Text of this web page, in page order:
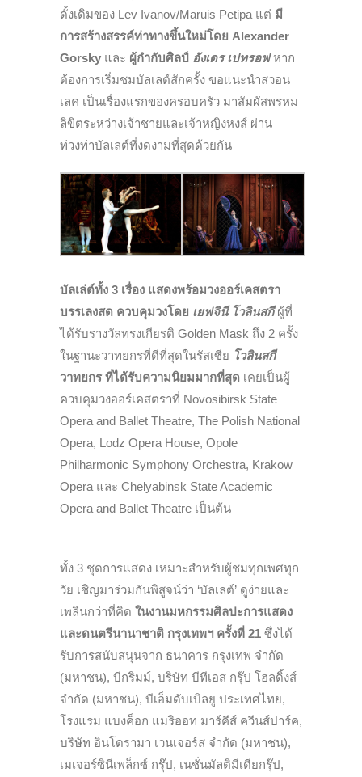
ดั้งเดิมของ Lev Ivanov/Maruis Petipa แต่ มี
การสร้างสรรค์ท่าทางขึ้นใหม่โดย Alexander
Gorsky และ ผู้กำกับศิลป์ อังเดร เปทรอฟหาก
ต้องการเริ่มชมบัลเลต์สักครั้ง ขอแนะนำสวอน
เลค เป็นเรื่องแรกของครอบครัว มาสัมผัสพรหม
ลิขิตระหว่างเจ้าชายและเจ้าหญิงหงส์ ผ่าน
ท่วงท่าบัลเลต์ที่งดงามที่สุดด้วยกัน
บัลเล่ต์ทั้ง 3 เรื่อง แสดงพร้อมวงออร์เคสตรา
บรรเลงสด ควบคุมวงโดย เยฟจินี โวลินสกีผู้ที่
ได้รับรางวัลทรงเกียรติ Golden Mask ถึง 2 ครั้ง
ในฐานะวาทยกรที่ดีที่สุดในรัสเซีย โวลินสกี
วาทยกร ที่ได้รับความนิยมมากที่สุด เคยเป็นผู้
ควบคุมวงออร์เคสตราที่ Novosibirsk State
Opera and Ballet Theatre, The Polish National
Opera, Lodz Opera House, Opole
Philharmonic Symphony Orchestra, Krakow
Opera และ Chelyabinsk State Academic
Opera and Ballet Theatre เป็นต้น
ทั้ง 3 ชุดการแสดง เหมาะสำหรับผู้ชมทุกเพศทุก
วัย เชิญมาร่วมกันพิสูจน์ว่า ‘บัลเลต์’ ดูง่ายและ
เพลินกว่าที่คิด ในงานมหกรรมศิลปะการแสดง
และดนตรีนานาชาติ กรุงเทพฯ ครั้งที่ 21 ซึ่งได้
รับการสนับสนุนจาก ธนาคาร กรุงเทพ จำกัด
(มหาชน), บีกริมม์, บริษัท บีทีเอส กรุ๊ป โฮลดิ้งส์
จำกัด (มหาชน), บีเอ็มดับเบิลยู ประเทศไทย,
โรงแรม แบงค็อก แมริออท มาร์คีส์ ควีนส์ปาร์ค,
บริษัท อินโดรามา เวนเจอร์ส จำกัด (มหาชน),
เมเจอร์ซินีเพล็กซ์ กรุ๊ป, เนชั่นมัลติมีเดียกรุ๊ป,